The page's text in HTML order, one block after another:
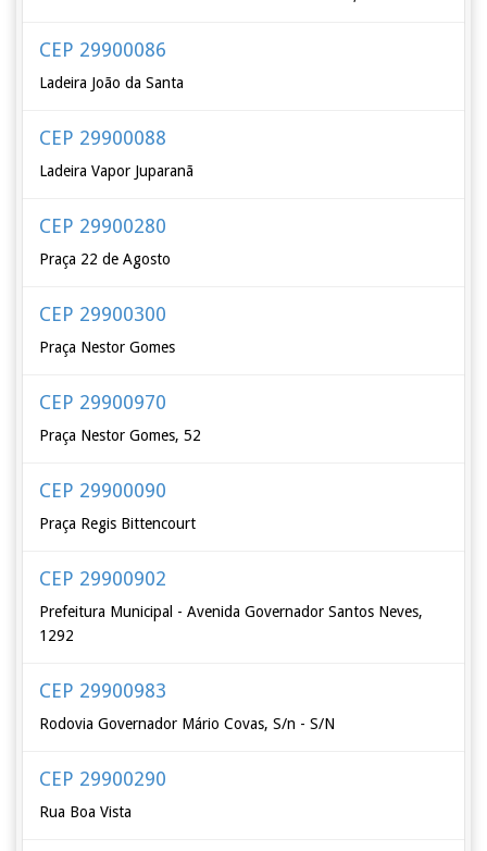
CEP 29900086
Ladeira João da Santa
CEP 29900088
Ladeira Vapor Juparanã
CEP 29900280
Praça 22 de Agosto
CEP 29900300
Praça Nestor Gomes
CEP 29900970
Praça Nestor Gomes, 52
CEP 29900090
Praça Regis Bittencourt
CEP 29900902
Prefeitura Municipal - Avenida Governador Santos Neves,
1292
CEP 29900983
Rodovia Governador Mário Covas, S/n - S/N
CEP 29900290
Rua Boa Vista